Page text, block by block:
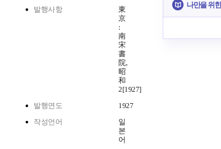
발행사항
東
京
:
南
宋
書
院,
昭
和
2[1927]
발행연도 1927
작성언어
일
본
어
나만을 위